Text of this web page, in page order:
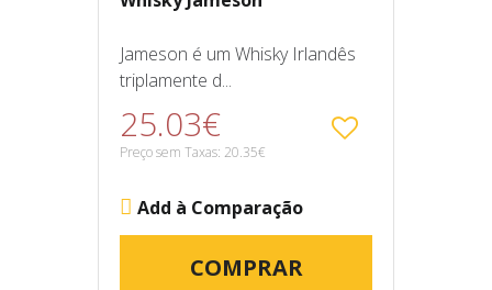
Jameson é um Whisky Irlandês
triplamente d...
25.03€
Preço sem Taxas: 20.35€
Add à Comparação
COMPRAR